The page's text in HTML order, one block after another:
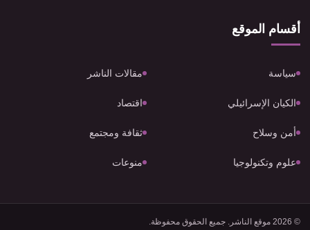
أقسام الموقع
سياسة مقالات الناشر
الكيان الإسرائيلي اقتصاد
أمن وسلاح ثقافة ومجتمع
علوم وتكنولوجيا منوعات
© 2026 موقع الناشر. جميع الحقوق محفوظة.